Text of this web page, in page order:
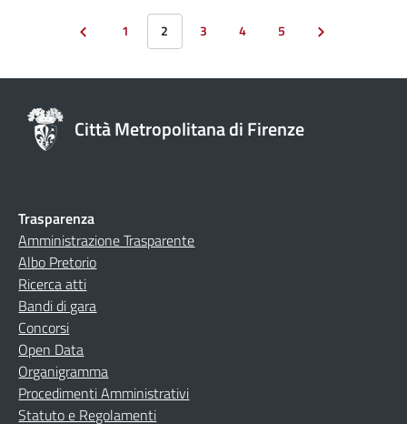
1 2 3 4 5
Città Metropolitana di Firenze
Trasparenza
Amministrazione Trasparente
Albo Pretorio
Ricerca atti
Bandi di gara
Concorsi
Open Data
Organigramma
Procedimenti Amministrativi
Statuto e Regolamenti